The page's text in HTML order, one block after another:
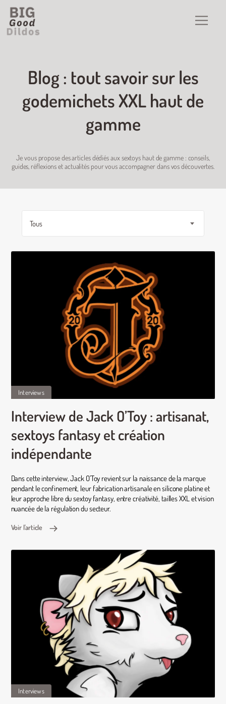
Blog : tout savoir sur les
godemichets XXL haut de
gamme
Je vous propose des articles dédiés aux sextoys haut de gamme : conseils,
guides, réflexions et actualités pour vous accompagner dans vos découvertes.
Interviews
Interview de Jack O’Toy : artisanat,
sextoys fantasy et création
indépendante
Dans cette interview, Jack O’Toy revient sur la naissance de la marque
pendant le confinement, leur fabrication artisanale en silicone platine et
leur approche libre du sextoy fantasy, entre créativité, tailles XXL et vision
nuancée de la régulation du secteur.
Voir l'article
Interviews